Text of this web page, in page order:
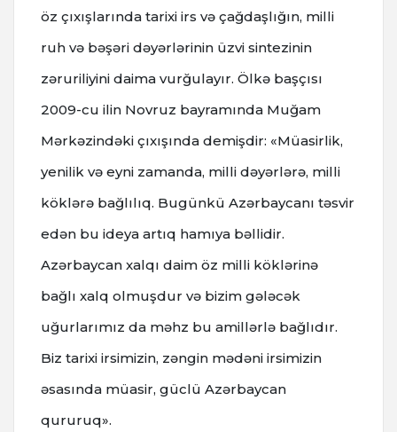
öz çıxışlarında tarixi irs və çağdaşlığın, milli
ruh və bəşəri dəyərlərinin üzvi sintezinin
zəruriliyini daima vurğulayır. Ölkə başçısı
2009-cu ilin Novruz bayramında Muğam
Mərkəzindəki çıxışında demişdir: «Müasirlik,
yenilik və eyni zamanda, milli dəyərlərə, milli
köklərə bağlılıq. Bugünkü Azərbaycanı təsvir
edən bu ideya artıq hamıya bəllidir.
Azərbaycan xalqı daim öz milli köklərinə
bağlı xalq olmuşdur və bizim gələcək
uğurlarımız da məhz bu amillərlə bağlıdır.
Biz tarixi irsimizin, zəngin mədəni irsimizin
əsasında müasir, güclü Azərbaycan
qururuq».